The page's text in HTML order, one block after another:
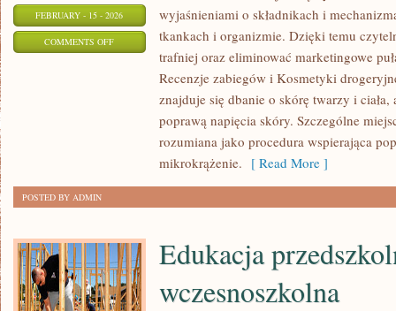
FEBRUARY - 15 - 2026
COMMENTS OFFON
wyjaśnieniami o składnikach i
tkankach i organizmie. Dzięki temu
trafniej oraz eliminować marketingowe
Recenzje zabiegów i Kosmetyki
znajduje się dbanie o skórę twarzy i
poprawą napięcia skóry. Szczególne
rozumiana jako procedura wspierająca
mikrokrążenie. [ Read More ]
POSTED BY ADMIN
Edukacja
wczesnoszkolna